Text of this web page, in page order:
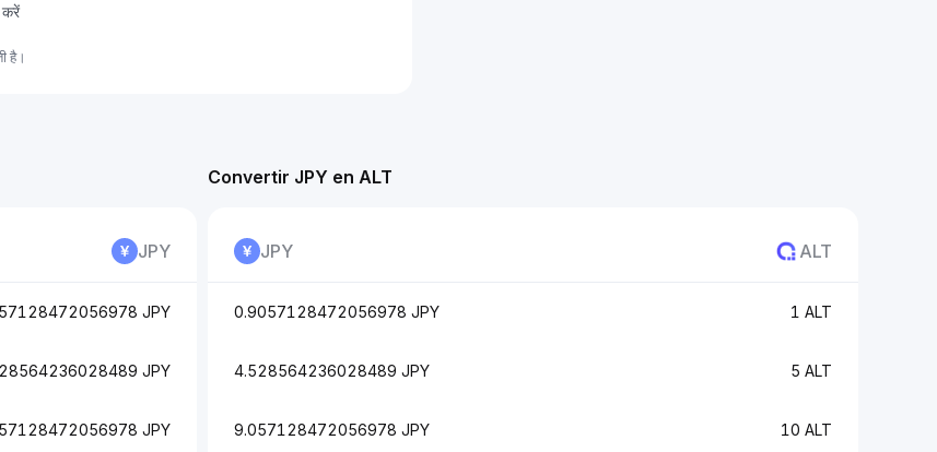
करें
है।
JPY
JPY
JPY
JPY
Convertir JPY en ALT
JPY ALT
0.9057128472056978 JPY 1 ALT
4.528564236028489 JPY 5 ALT
9.057128472056978 JPY 10 ALT